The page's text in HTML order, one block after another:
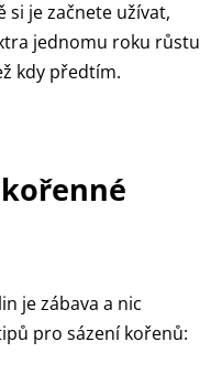
si je začnete užívat,
jednomu roku růstu
kdy předtím.
je zábava a nic
pro sázení kořenů: